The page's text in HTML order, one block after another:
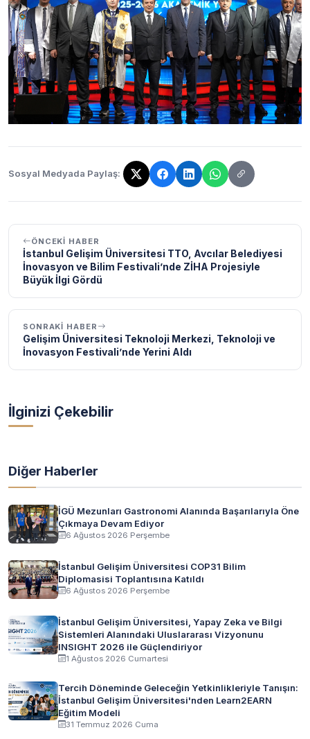
Sosyal Medyada Paylaş:
Bağlantı kopyalandı!
ÖNCEKI HABER
İstanbul Gelişim Üniversitesi TTO, Avcılar Belediyesi
İnovasyon ve Bilim Festivali’nde ZİHA Projesiyle
Büyük İlgi Gördü
SONRAKI HABER
Gelişim Üniversitesi Teknoloji Merkezi, Teknoloji ve
İnovasyon Festivali’nde Yerini Aldı
İlginizi Çekebilir
Diğer Haberler
İGÜ Mezunları Gastronomi Alanında Başarılarıyla Öne
Çıkmaya Devam Ediyor
6 Ağustos 2026 Perşembe
İstanbul Gelişim Üniversitesi COP31 Bilim
Diplomasisi Toplantısına Katıldı
6 Ağustos 2026 Perşembe
İstanbul Gelişim Üniversitesi, Yapay Zeka ve Bilgi
Sistemleri Alanındaki Uluslararası Vizyonunu
INSIGHT 2026 ile Güçlendiriyor
1 Ağustos 2026 Cumartesi
Tercih Döneminde Geleceğin Yetkinlikleriyle Tanışın:
İstanbul Gelişim Üniversitesi'nden Learn2EARN
Eğitim Modeli
31 Temmuz 2026 Cuma